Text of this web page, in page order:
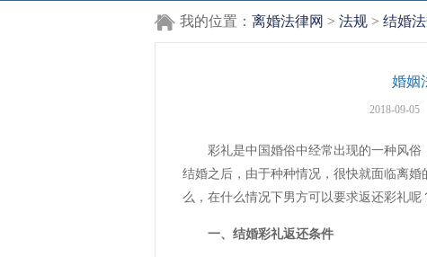
我的位置： 离婚法律网 > 法规 > 结婚
婚姻
2018-09-05
彩礼是中国婚俗中经常出现的一种风俗
结婚之后，由于种种情况，很快就面临离
么，在什么情况下男方可以要求返还彩礼呢
一、结婚彩礼返还条件